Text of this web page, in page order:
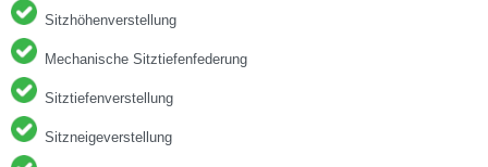
Sitzhöhenverstellung
Mechanische Sitztiefenfederung
Sitztiefenverstellung
Sitzneigeverstellung